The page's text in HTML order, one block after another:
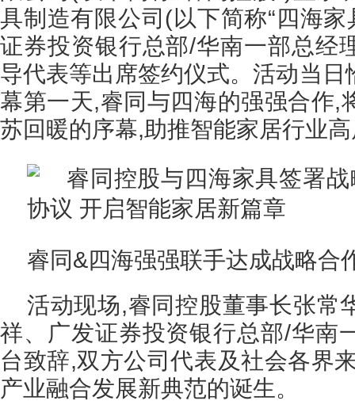
具制造有限公司(以下简称“四海
证券投资银行总部/华南一部总经
导代表等出席签约仪式。活动当
幕第一天,睿同与四海的强强合作,
苏回暖的序幕,助推智能家居行业
睿同&四海强强联手达成战略合
活动现场,睿同控股董事长张常
祥、广发证券投资银行总部/华南
台致辞,双方公司代表及社会各界
产业融合发展新典范的诞生。